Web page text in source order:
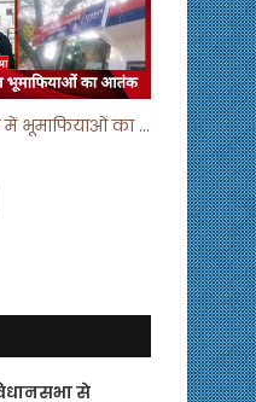
हैदरगंज में भूमाफियाओं का आतंक ! #upnews #viral #viralvideo
से